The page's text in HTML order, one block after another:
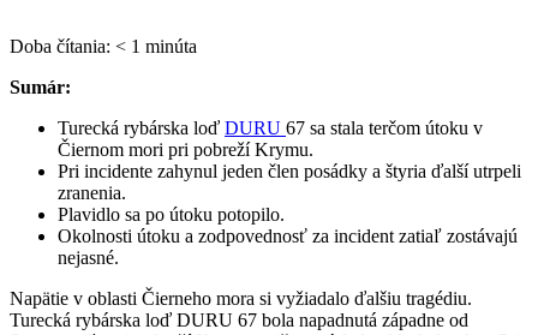
Doba čítania: < 1 minúta
Sumár:
Turecká rybárska loď DURU 67 sa stala terčom útoku v
Čiernom mori pri pobreží Krymu.
Pri incidente zahynul jeden člen posádky a štyria ďalší utrpeli
zranenia.
Plavidlo sa po útoku potopilo.
Okolnosti útoku a zodpovednosť za incident zatiaľ zostávajú
nejasné.
Napätie v oblasti Čierneho mora si vyžiadalo ďalšiu tragédiu.
Turecká rybárska loď DURU 67 bola napadnutá západne od